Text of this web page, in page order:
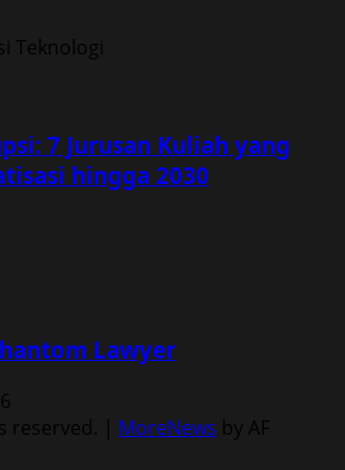
7 Jurusan Kuliah yang
hingga 2030
Lawyer
reserved. | MoreNews by AF